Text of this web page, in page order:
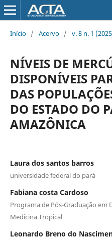
Início / Acervo / v. 8 n. 1
NÍVEIS DE
DISPONÍVEIS
DAS
DO ESTADO DO
AMAZÔNICA
Laura dos santos barros
universidade federal do pará
Fabiana costa Cardoso
Programa de Pós-Graduação em
Medicina Tropical
Leonardo Breno do